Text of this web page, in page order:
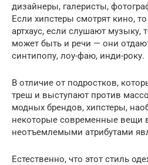
дизайнеры, галеристы,
Если хипстеры смотрят кино,
артхаус, если слушают музыку,
может быть и речи — они
синтипопу, лоу-фаю, инди-року.
В отличие от подростков,
треш и выступают против
модных брендов, хипстеры,
некоторые современные вещи
неотъемлемыми атрибутами
Естественно, что этот стиль